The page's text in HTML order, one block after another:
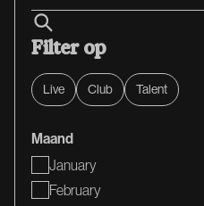
Filter op
Live Club Talent
Maand
January
February